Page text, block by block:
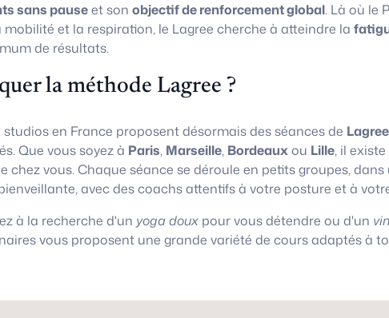
sans pauseet son objectif de renforcement global. Là où le
mobilité et la respiration, le Lagree cherche à atteindre la
de résultats.
la méthode Lagree ?
en France proposent désormais des séances de Lagree
Que vous soyez à Paris, Marseille, Bordeauxou Lille, il
chez vous. Chaque séance se déroule en petits groupes,
avec des coachs attentifs à votre posture et à
à la recherche d'un yoga doux pour vous détendre ou d'un
vous proposent une grande variété de cours adaptés à